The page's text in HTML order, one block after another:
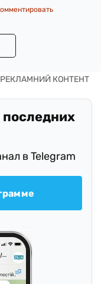
последних
в Telegram